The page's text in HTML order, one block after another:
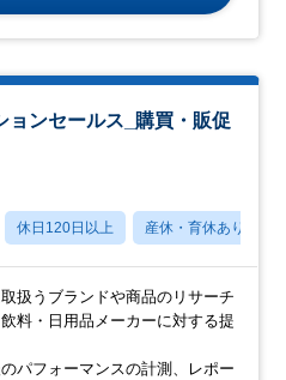
ョンセールス_購買・販促
休日120日以上 産休・育休あり
取扱うブランドや商品のリサーチ
飲料・日用品メーカーに対する提
のパフォーマンスの計測、レポー